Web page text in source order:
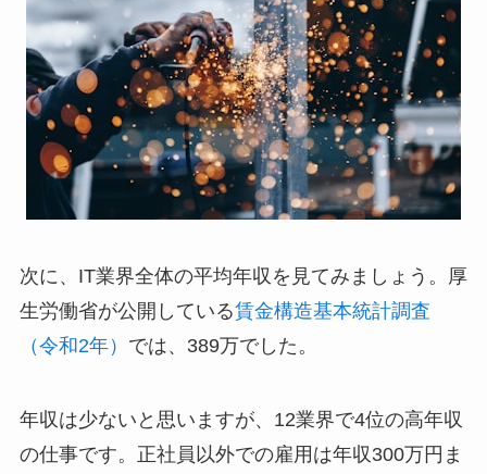
次に、IT業界全体の平均年収を見てみましょう。厚
生労働省が公開している賃金構造基本統計調査
（令和2年） では、389万でした。
年収は少ないと思いますが、12業界で4位の高年収
の仕事です。正社員以外での雇用は年収300万円ま